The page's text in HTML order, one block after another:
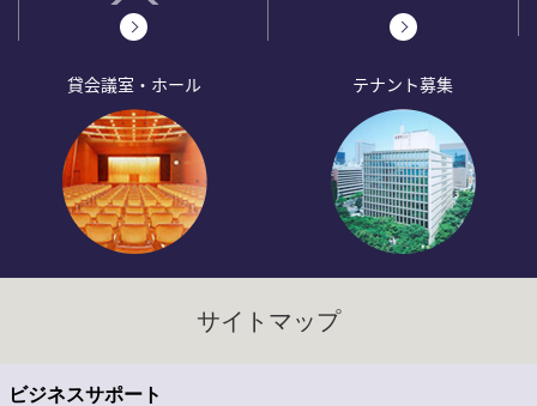
貸会議室・ホール テナント募集
サイトマップ
ビジネスサポート